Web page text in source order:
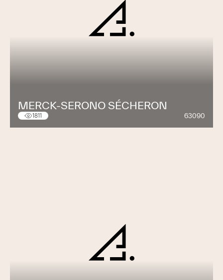
MERCK-SERONO SÉCHERON
1811 63090